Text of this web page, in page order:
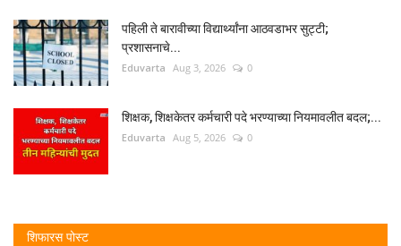
पहिली ते बारावीच्या विद्यार्थ्यांना आठवडाभर सुट्टी;
प्रशासनाचे...
Eduvarta Aug 3, 2026 0
शिक्षक, शिक्षकेतर कर्मचारी पदे भरण्याच्या नियमावलीत बदल;...
Eduvarta Aug 5, 2026 0
शिफारस पोस्ट